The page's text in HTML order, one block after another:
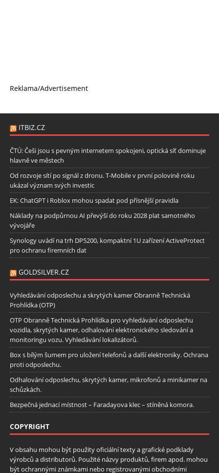
Reklama/Advertisement
ITBIZ.CZ
ČTÚ: Češi jsou s pevným internetem spokojeni, optická síť dominuje
hlavně ve městech
Od rozvoje sítí po signál z dronu. T-Mobile v první polovině roku
ukázal význam svých investic
EK: ChatGPT i Roblox mohou spadat pod přísnější pravidla
Náklady na podpůrnou AI převýší do roku 2028 plat samotného
vývojáře
Synology uvádí na trh DP5200, kompaktní 1U zařízení ActiveProtect
pro ochranu firemních dat
GOLDSILVER.CZ
Vyhledávání odposlechu a skrytých kamer Obranně Technická
Prohlídka (OTP)
OTP Obranně Technická Prohlídka pro vyhledávání odposlechu
vozidla, skrytých kamer, odhalování elektronického sledování a
monitoringu vozu. Vyhledávání lokalizátorů.
Box s bílým šumem pro uložení telefonů a další elektroniky. Ochrana
proti odposlechu.
Odhalování odposlechu, skrytých kamer, mikrofonů a minikamer na
schůzkách.
Bezpečná jednací místnost – Faradayova klec – stíněná komora.
COPYRIGHT
V obsahu mohou být použity oficiální texty a grafické podklady
výrobců a distributorů. Použité názvy produktů, firem apod. mohou
být ochrannými známkami nebo registrovanými obchodními